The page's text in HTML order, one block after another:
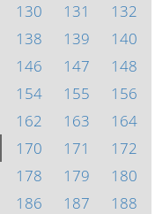
130 131
132
138 139
140
146 147
148
154 155
156
162 163
164
170 171
172
178 179
180
186 187
188